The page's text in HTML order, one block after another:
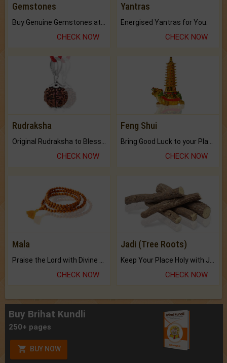
Gemstones
CHECK NOW
Yantras
Energised Yantras for You.
CHECK NOW
Rudraksha
CHECK NOW
Feng Shui
CHECK NOW
Mala
Praise the Lord with Divine Energies of Mala.
CHECK NOW
Jadi (Tree Roots)
Keep Your Place Holy with Jadi.
CHECK NOW
Buy Brihat Kundli
250+ pages
BUY NOW